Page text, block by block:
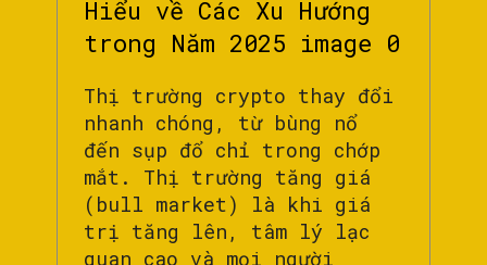
Thị trường crypto thay đổi
nhanh chóng, từ bùng nổ
đến sụp đổ chỉ trong chớp
mắt. Thị trường tăng giá
(bull market) là khi giá
trị tăng lên, tâm lý lạc
quan cao và mọi người